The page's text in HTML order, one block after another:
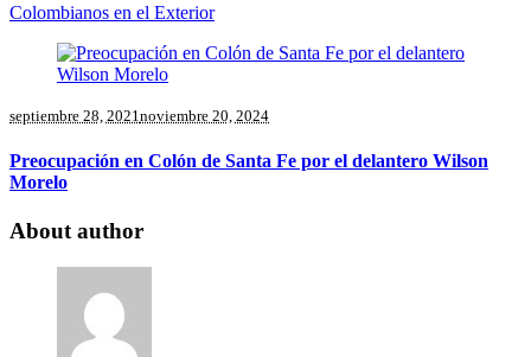
Colombianos en el Exterior
septiembre 28, 2021 noviembre 20, 2024
Preocupación en Colón de Santa Fe por el delantero Wilson
Morelo
About author